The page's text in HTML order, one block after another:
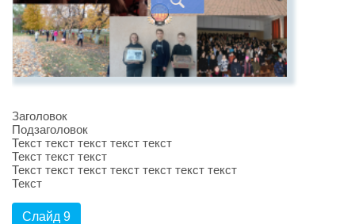
Заголовок
Подзаголовок
Текст текст текст текст текст
Текст текст текст
Текст текст текст текст текст текст текст
Текст
Слайд 9